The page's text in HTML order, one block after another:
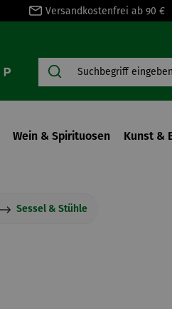
Versandkostenfrei ab 90 €
Wein & Spirituosen Kunst &
Sessel & Stühle